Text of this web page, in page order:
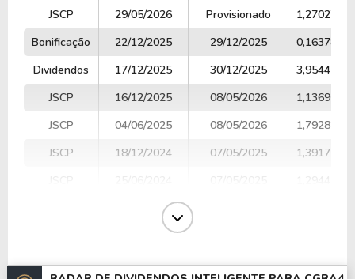
TIPO
DATA COM PAGAMENTO VALOR
JSCP 29/05/2026 Provisionado
1,27027500
Bonificação
22/12/2025 29/12/2025
0,16378900
Dividendos
17/12/2025 30/12/2025
3,95447900
JSCP
16/12/2025 08/05/2026
1,13691200
JSCP
04/06/2025 08/05/2026
1,79282700
JSCP
18/12/2024 07/05/2025
1,39177400
20/12/2023
22/06/2023
JSCP
21/12/2022 22/12/2022
0,63524400